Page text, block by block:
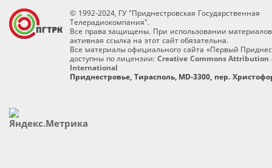
© 1992-2024, ГУ "Приднестровская Государственная
Телерадиокомпания".
Все права защищены. При использовании
активная ссылка на этот сайт обязательна.
Все материалы официального сайта «Первый
доступны по лицензии: Creative Commons Attribution
International
Приднестровье, Тирасполь, MD-3300, пер.